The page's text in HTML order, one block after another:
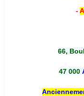
-
66,
47 000